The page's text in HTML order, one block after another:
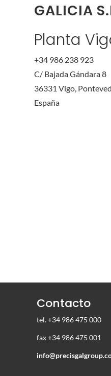
GALICIA
Planta
+34 986 238 923
C/ Bajada Gándara 8
36331 Vigo,
España
Contacto
tel. +34 986 475 000
fax +34 986 475 001